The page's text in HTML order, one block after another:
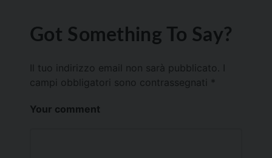
Got Something To Say?
Il tuo indirizzo email non sarà pubblicato.
campi obbligatori sono contrassegnati *
Your comment